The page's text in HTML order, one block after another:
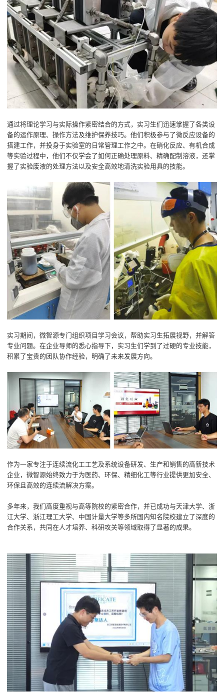
通过将理论学习与实际操作紧密结合的方式，实习生们迅速掌握了各类设
备的运作原理、操作方法及维护保养技巧。他们积极参与了微反应设备的
搭建工作，并投身于实验室的日常管理工作之中。在硝化反应、有机合成
等实验过程中，他们不仅学会了如何正确处理原料、精确配制溶液，还掌
握了实验废液的处理方法以及安全高效地清洗实验用具的技能。
实习期间，微智源专门组织项目学习会议，帮助实习生拓展视野，并解答
专业问题。在企业导师的悉心指导下，实习生们学到了过硬的专业技能，
积累了宝贵的团队协作经验，明确了未来发展方向。
作为一家专注于连续流化工工艺及系统设备研发、生产和销售的高新技术
企业，微智源始终致力于为医药、环保、精细化工等行业提供更加安全、
环保且高效的连续流解决方案。
多年来，我们高度重视与高等院校的紧密合作，并已成功与天津大学、浙
江大学、浙江理工大学、中国计量大学等多所国内知名院校建立了深度的
合作关系，共同在人才培养、科研攻关等领域取得了显著的成果。